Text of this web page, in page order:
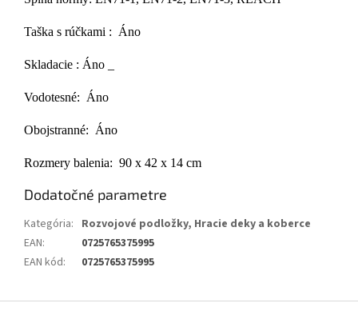
Taška s rúčkami : Áno
Skladacie : Áno _
Vodotesné: Áno
Obojstranné: Áno
Rozmery balenia: 90 x 42 x 14 cm
Dodatočné parametre
Kategória: Rozvojové podložky, Hracie deky a koberce
EAN:
0725765375995
EAN kód: 0725765375995